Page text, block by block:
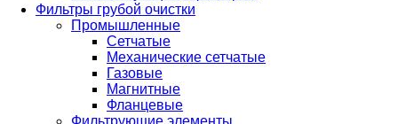
Фильтры грубой очистки
Промышленные
Сетчатые
Механические сетчатые
Газовые
Магнитные
Фланцевые
Фильтрующие элементы